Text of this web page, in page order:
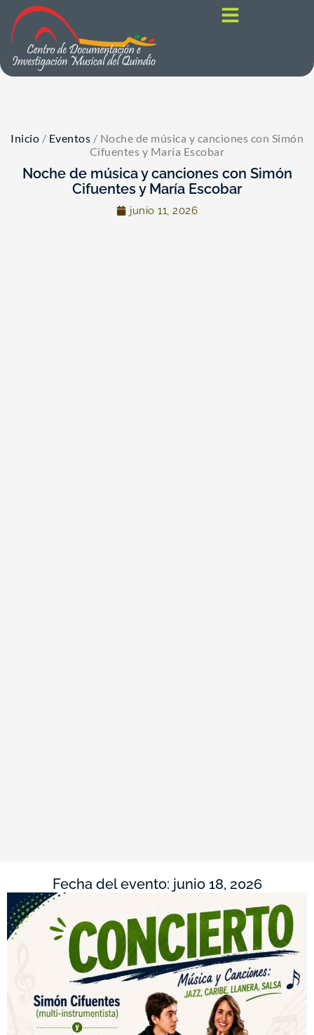
Inicio / Eventos / Noche de música y canciones con Simón
Cifuentes y María Escobar
Noche de música y canciones con Simón
Cifuentes y María Escobar
junio 11, 2026
Fecha del evento: junio 18, 2026